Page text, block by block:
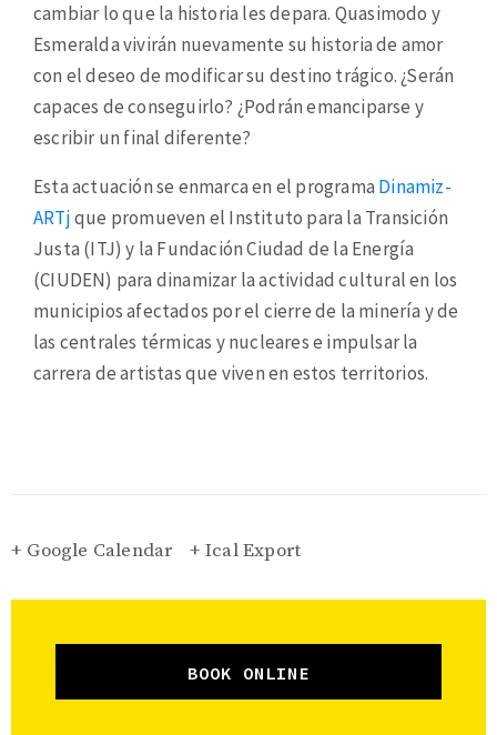
cambiar lo que la historia les depara. Quasimodo y
Esmeralda vivirán nuevamente su historia de amor
con el deseo de modificar su destino trágico. ¿Serán
capaces de conseguirlo? ¿Podrán emanciparse y
escribir un final diferente?
Esta actuación se enmarca en el programa Dinamiz-
ARTjque promueven el Instituto para la Transición
Justa (ITJ) y la Fundación Ciudad de la Energía
(CIUDEN) para dinamizar la actividad cultural en los
municipios afectados por el cierre de la minería y de
las centrales térmicas y nucleares e impulsar la
carrera de artistas que viven en estos territorios.
+ Google Calendar + Ical Export
BOOK ONLINE